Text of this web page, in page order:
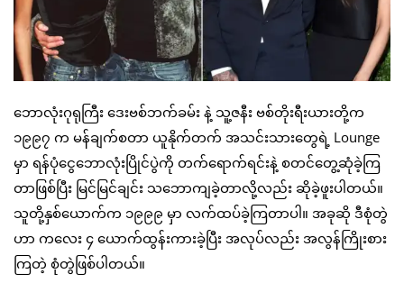
ဘောလုံးဂုရုကြီး ဒေးဗစ်ဘက်ခမ်း နဲ့ သူ့ဇနီး ဗစ်တိုးရီးယားတို့က
၁၉၉၇ က မန်ချက်စတာ ယူနိုက်တက် အသင်းသားတွေရဲ့ Lounge
မှာ ရန်ပုံငွေဘောလုံးပြိုင်ပွဲကို တက်ရောက်ရင်းနဲ့ စတင်တွေ့ဆုံခဲ့ကြ
တာဖြစ်ပြီး မြင်မြင်ချင်း သဘောကျခဲ့တာလို့လည်း ဆိုခဲ့ဖူးပါတယ်။
သူတို့နှစ်ယောက်က ၁၉၉၉ မှာ လက်ထပ်ခဲ့ကြတာပါ။ အခုဆို ဒီစုံတွဲ
ဟာ ကလေး ၄ ယောက်ထွန်းကားခဲ့ပြီး အလုပ်လည်း အလွန်ကြိုးစား
ကြတဲ့ စုံတွဲဖြစ်ပါတယ်။